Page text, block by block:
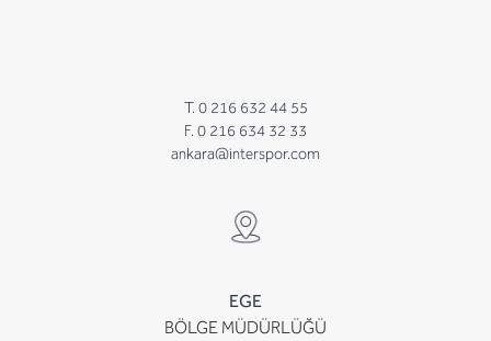
T. 0 216 632 44 55
F. 0 216 634 32 33
ankara@interspor.com
EGE
BÖLGE MÜDÜRLÜĞÜ